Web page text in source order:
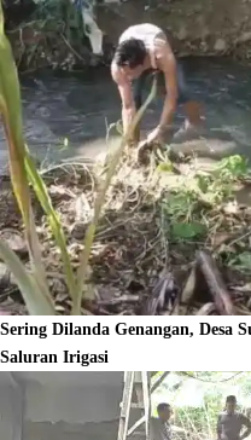
Sering Dilanda Genangan, Desa
Saluran Irigasi